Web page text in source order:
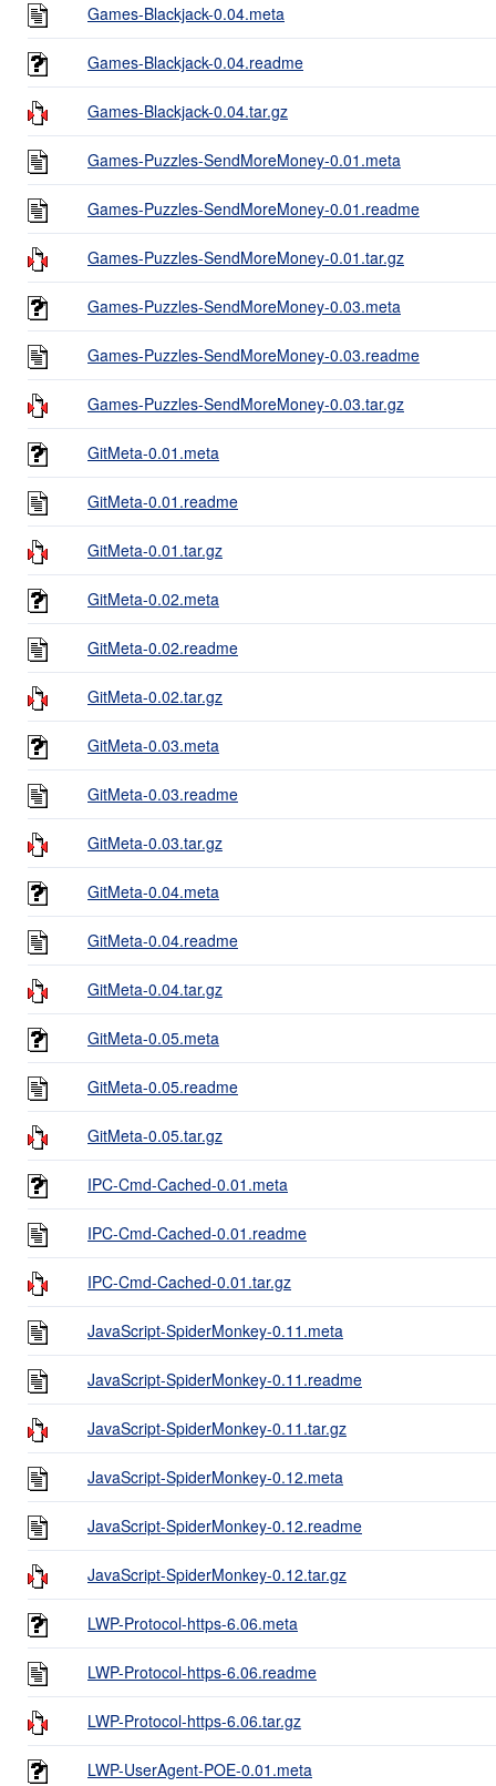
Games-Blackjack-0.04.meta
Games-Blackjack-0.04.readme
Games-Blackjack-0.04.tar.gz
Games-Puzzles-SendMoreMoney-0.01.meta
Games-Puzzles-SendMoreMoney-0.01.readme
Games-Puzzles-SendMoreMoney-0.01.tar.gz
Games-Puzzles-SendMoreMoney-0.03.meta
Games-Puzzles-SendMoreMoney-0.03.readme
Games-Puzzles-SendMoreMoney-0.03.tar.gz
GitMeta-0.01.meta
GitMeta-0.01.readme
GitMeta-0.01.tar.gz
GitMeta-0.02.meta
GitMeta-0.02.readme
GitMeta-0.02.tar.gz
GitMeta-0.03.meta
GitMeta-0.03.readme
GitMeta-0.03.tar.gz
GitMeta-0.04.meta
GitMeta-0.04.readme
GitMeta-0.04.tar.gz
GitMeta-0.05.meta
GitMeta-0.05.readme
GitMeta-0.05.tar.gz
IPC-Cmd-Cached-0.01.meta
IPC-Cmd-Cached-0.01.readme
IPC-Cmd-Cached-0.01.tar.gz
JavaScript-SpiderMonkey-0.11.meta
JavaScript-SpiderMonkey-0.11.readme
JavaScript-SpiderMonkey-0.11.tar.gz
JavaScript-SpiderMonkey-0.12.meta
JavaScript-SpiderMonkey-0.12.readme
JavaScript-SpiderMonkey-0.12.tar.gz
LWP-Protocol-https-6.06.meta
LWP-Protocol-https-6.06.readme
LWP-Protocol-https-6.06.tar.gz
LWP-UserAgent-POE-0.01.meta